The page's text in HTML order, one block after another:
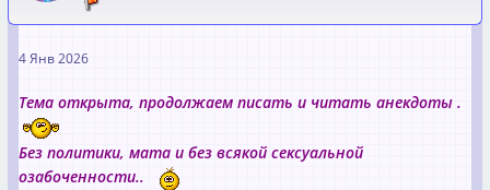
4 Янв 2026
Тема открыта, продолжаем писать и читать анекдоты .
Без политики, мата и без всякой сексуальной
озабоченности..